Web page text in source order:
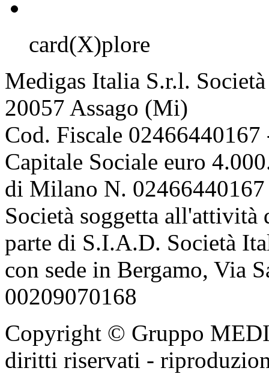
card(X)plore
Medigas Italia S.r.l.
20057 Assago (Mi)
Cod. Fiscale
Capitale Sociale euro
di Milano N.
Società soggetta
parte di S.I.A.D. Società
con sede in Bergamo, Via
00209070168
Copyright © Gruppo
diritti riservati -